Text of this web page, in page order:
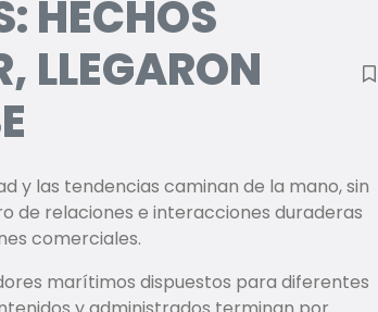
HECHOS
LLEGARON
y las tendencias caminan de la mano, sin
de relaciones e interacciones duraderas
comerciales.
marítimos dispuestos para diferentes